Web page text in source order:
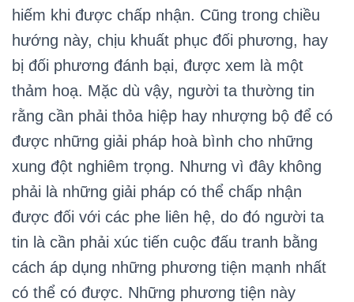
hiếm khi được chấp nhận. Cũng trong chiều
hướng này, chịu khuất phục đối phương, hay
bị đối phương đánh bại, được xem là một
thảm hoạ. Mặc dù vậy, người ta thường tin
rằng cần phải thỏa hiệp hay nhượng bộ để có
được những giải pháp hoà bình cho những
xung đột nghiêm trọng. Nhưng vì đây không
phải là những giải pháp có thể chấp nhận
được đối với các phe liên hệ, do đó người ta
tin là cần phải xúc tiến cuộc đấu tranh bằng
cách áp dụng những phương tiện mạnh nhất
có thể có được. Những phương tiện này